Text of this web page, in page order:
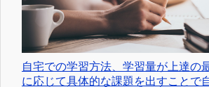
自宅での学習方法、学習量が上達の
に応じて具体的な課題を出すことで